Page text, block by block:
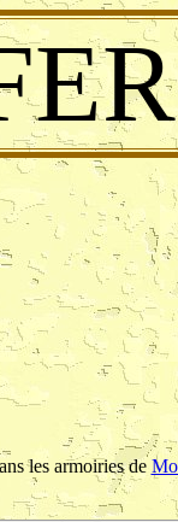
les armoiries de